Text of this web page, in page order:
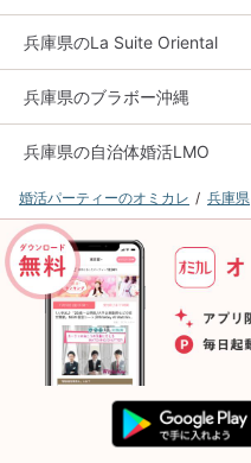
兵庫県のLa Suite Oriental
兵庫県のブラボー沖縄
兵庫県の自治体婚活LMO
婚活パーティーのオミカレ 兵庫県